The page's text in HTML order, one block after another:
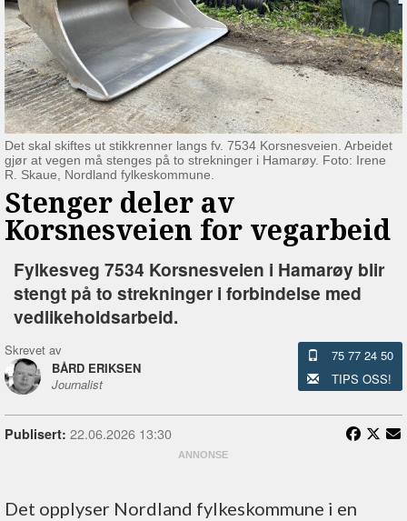
Det skal skiftes ut stikkrenner langs fv. 7534 Korsnesveien. Arbeidet
gjør at vegen må stenges på to strekninger i Hamarøy. Foto: Irene
R. Skaue, Nordland fylkeskommune.
Stenger deler av
Korsnesveien for vegarbeid
Fylkesveg 7534 Korsnesveien i Hamarøy blir
stengt på to strekninger i forbindelse med
vedlikeholdsarbeid.
Skrevet av
BÅRD ERIKSEN
Journalist
75 77 24 50
TIPS OSS!
Publisert: 22.06.2026 13:30
Det opplyser Nordland fylkeskommune i en